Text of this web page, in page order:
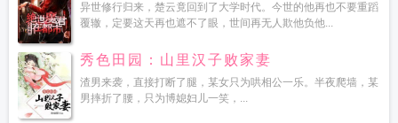
异世修行归来，楚云竟回到了大学时代。今世的他再也不要重蹈
覆辙，定要这天再也遮不了眼，世间再无人欺他负他...
秀色田园：山里汉子败家妻
渣男来袭，直接打断了腿，某女只为哄相公一乐。半夜爬墙，某
男摔折了腰，只为博媳妇儿一笑，...